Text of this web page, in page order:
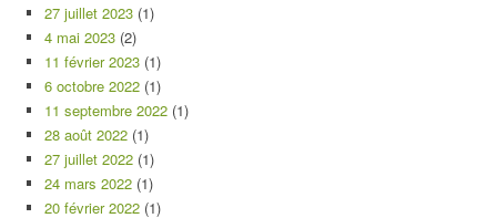
27 juillet 2023 (1)
4 mai 2023 (2)
11 février 2023 (1)
6 octobre 2022 (1)
11 septembre 2022 (1)
28 août 2022 (1)
27 juillet 2022 (1)
24 mars 2022 (1)
20 février 2022 (1)